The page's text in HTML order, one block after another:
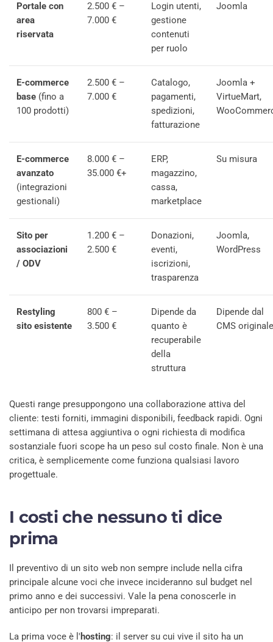
Portale con
area
riservata
2.500 € –
7.000 €
Login utenti,
gestione
contenuti
per ruolo
Joomla
E-commerce
base (fino a
100 prodotti)
2.500 € –
7.000 €
Catalogo,
pagamenti,
spedizioni,
fatturazione
Joomla +
VirtueMart,
E-commerce
avanzato
(integrazioni
gestionali)
8.000 € –
35.000 €+
ERP,
magazzino,
cassa,
marketplace
Su misura
Sito per
associazioni
/ ODV
1.200 € –
2.500 €
Donazioni,
eventi,
iscrizioni,
trasparenza
Joomla,
WordPress
Restyling
sito esistente
800 € –
3.500 €
Dipende da
quanto è
recuperabile
della
struttura
Dipende dal
CMS originale
Questi range presuppongono una collaborazione attiva del
cliente: testi forniti, immagini disponibili, feedback rapidi. Ogni
settimana di attesa aggiuntiva o ogni richiesta di modifica
sostanziale fuori scope ha un peso sul costo finale. Non è una
critica, è semplicemente come funziona qualsiasi lavoro
progettuale.
I costi che nessuno ti dice
prima
Il preventivo di un sito web non sempre include nella cifra
principale alcune voci che invece incideranno sul budget nel
primo anno e dei successivi. Vale la pena conoscerle in
anticipo per non trovarsi impreparati.
La prima voce è l' hosting: il server su cui vive il sito ha un